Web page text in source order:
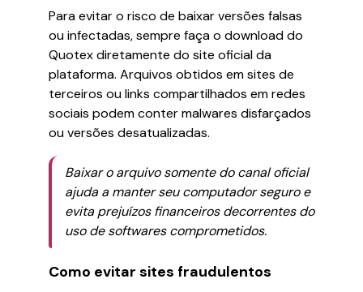
Para evitar o risco de baixar versões falsas
ou infectadas, sempre faça o download do
Quotex diretamente do site oficial da
plataforma. Arquivos obtidos em sites de
terceiros ou links compartilhados em redes
sociais podem conter malwares disfarçados
ou versões desatualizadas.
Baixar o arquivo somente do canal oficial
ajuda a manter seu computador seguro e
evita prejuízos financeiros decorrentes do
uso de softwares comprometidos.
Como evitar sites fraudulentos